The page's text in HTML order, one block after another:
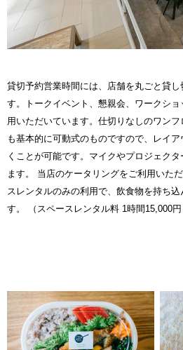
貸切予約営業時間には、店舗を丸ごと貸
す。トークイベント、懇親会、ワークシ
用いただいています。仕切りなしのワン
も基本的に可動式のものですので、レイ
くことが可能です。マイクやプロジェク
ます。 当店のケータリングをご利用いた
スレンタルのみの利用で、飲食物を持ち
す。 （スペースレンタル料 1時間15,000円